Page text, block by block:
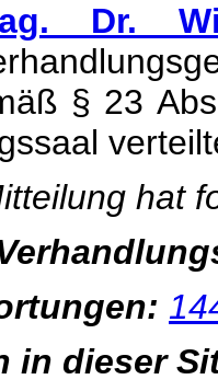
Dr.
§ 23
hat
in dieser